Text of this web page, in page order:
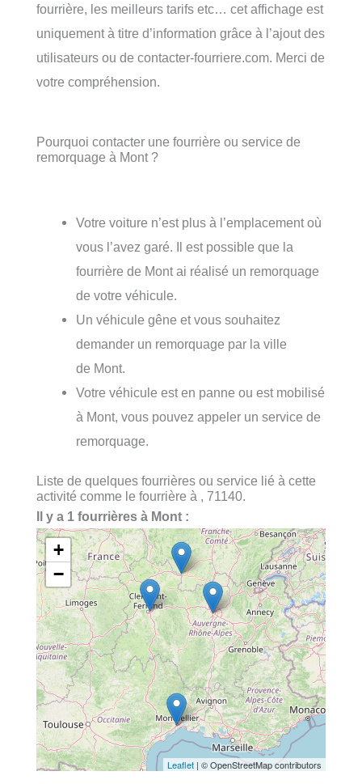
fourrière, les meilleurs tarifs etc… cet affichage est
uniquement à titre d’information grâce à l’ajout des
utilisateurs ou de contacter-fourriere.com. Merci de
votre compréhension.
Pourquoi contacter une fourrière ou service de
remorquage à Mont ?
Votre voiture n’est plus à l’emplacement où
vous l’avez garé. Il est possible que la
fourrière de Mont ai réalisé un remorquage
de votre véhicule.
Un véhicule gêne et vous souhaitez
demander un remorquage par la ville
de Mont.
Votre véhicule est en panne ou est mobilisé
à Mont, vous pouvez appeler un service de
remorquage.
Liste de quelques fourrières ou service lié à cette
activité comme le fourrière à , 71140.
Il y a 1 fourrières à Mont :
+
−
Leaflet | © OpenStreetMap contributors